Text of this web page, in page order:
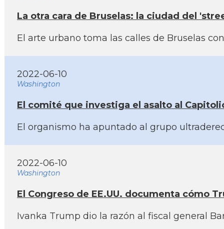
La otra cara de Bruselas: la ciudad del
El arte urbano toma las calles de Bruselas
2022-06-10
Washington
El comité que investiga el asalto al
El organismo ha apuntado al grupo
2022-06-10
Washington
El Congreso de EE.UU. documenta cómo
Ivanka Trump dio la razón al fiscal general